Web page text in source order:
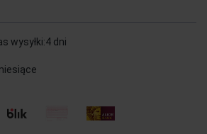
wysyłki:4 dni